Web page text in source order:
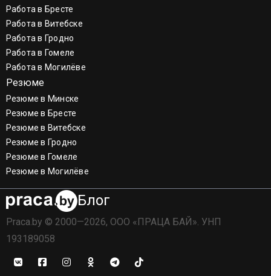
Работа в Бресте
Работа в Витебске
Работа в Гродно
Работа в Гомеле
Работа в Могилёве
Резюме
Резюме в Минске
Резюме в Бресте
Резюме в Витебске
Резюме в Гродно
Резюме в Гомеле
Резюме в Могилёве
Блог
Praca.by © 2000—2026, ООО «ПРАЦА БАЙ». УНП
193189058